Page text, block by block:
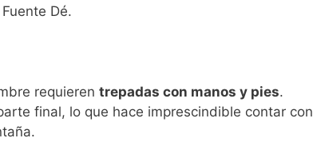
Dé.
requieren trepadas con manos y pies.
final, lo que hace imprescindible contar con